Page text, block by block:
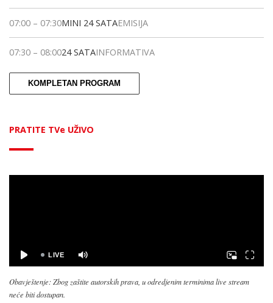
07:00 – 07:30MINI 24 SATAEMISIJA
07:30 – 08:0024 SATAINFORMATIVA
KOMPLETAN PROGRAM
PRATITE TVe UŽIVO
Obavještenje: Zbog zaštite autorskih prava, u odredjenim terminima live stream
neće biti dostupan.